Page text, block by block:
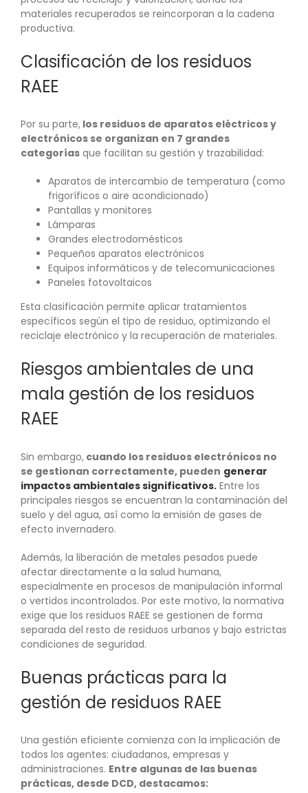
materiales recuperados se reincorporan a la cadena
productiva.
Clasificación de los residuos
RAEE
Por su parte,los residuos de aparatos eléctricos y
electrónicos se organizan en 7 grandes
categoríasque facilitan su gestión y trazabilidad:
Aparatos de intercambio de temperatura (como
frigoríficos o aire acondicionado)
Pantallas y monitores
Lámparas
Grandes electrodomésticos
Pequeños aparatos electrónicos
Equipos informáticos y de telecomunicaciones
Paneles fotovoltaicos
Esta clasificación permite aplicar tratamientos
específicos según el tipo de residuo, optimizando el
reciclaje electrónico y la recuperación de materiales.
Riesgos ambientales de una
mala gestión de los residuos
RAEE
Sin embargo,cuando los residuos electrónicos no
se gestionan correctamente, pueden generar
impactos ambientales significativos.Entre los
principales riesgos se encuentran la contaminación del
suelo y del agua, así como la emisión de gases de
efecto invernadero.
Además, la liberación de metales pesados puede
afectar directamente a la salud humana,
especialmente en procesos de manipulación informal
o vertidos incontrolados. Por este motivo, la normativa
exige que los residuos RAEE se gestionen de forma
separada del resto de residuos urbanos y bajo estrictas
condiciones de seguridad.
Buenas prácticas para la
gestión de residuos RAEE
Una gestión eficiente comienza con la implicación de
todos los agentes: ciudadanos, empresas y
administraciones. Entre algunas de las buenas
prácticas, desde DCD, destacamos: